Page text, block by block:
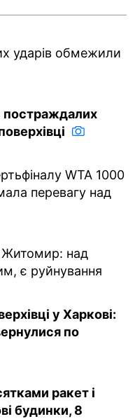
ударів обмежили
постраждалих
WTA 1000
перевагу над
Житомир: над
є руйнування
у Харкові:
по
ракет і
будинки, 8